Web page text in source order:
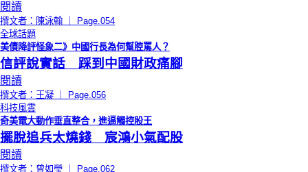
閱讀
撰文者：陳泳翰 ｜ Page.054
全球話題
美債降評怪象二》中國行長為何幫腔罵人？
信評說實話 踩到中國財政痛腳
閱讀
撰文者：王凝 ｜ Page.056
科技風雲
奇美電大動作垂直整合，進逼觸控股王
擺脫追兵太燒錢 宸鴻小氣配股
閱讀
撰文者：曾如瑩 ｜ Page.062